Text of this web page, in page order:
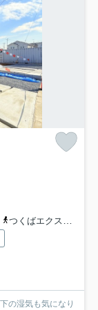
つくばエクスプレス「万博記念公園」駅 バス11分 茨城県つくば市「みどりの２丁目」 停歩8分
の湿気も気になり